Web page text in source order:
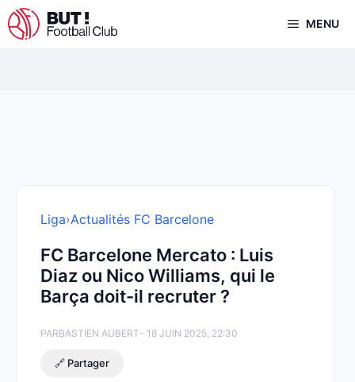
Aller
au
MENU
Liga›Actualités FC Barcelone
FC Barcelone Mercato : Luis
Diaz ou Nico Williams, qui le
Barça doit-il recruter ?
PARBASTIEN AUBERT- 18 JUIN 2025, 22:30
🔗 Partager